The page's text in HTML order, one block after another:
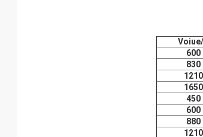
600
830
1210
1650
450
600
880
1210